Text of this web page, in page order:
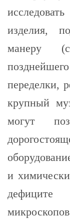
изделия,
манеру
переделки,
крупный
могут
и